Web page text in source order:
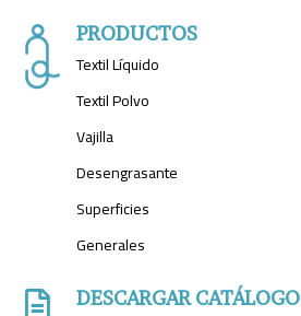
PRODUCTOS
Textil Líquido
Textil Polvo
Vajilla
Desengrasante
Superficies
Generales
 DESCARGAR CATÁLOGO